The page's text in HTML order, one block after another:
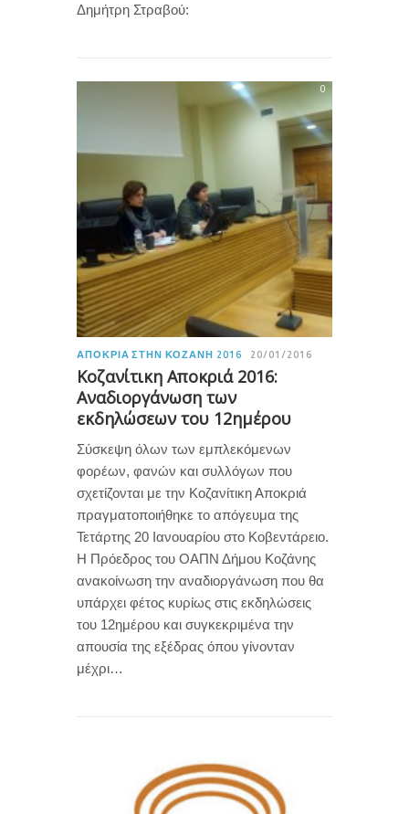
Δημήτρη Στραβού:
ΑΠΟΚΡΙΆ ΣΤΗΝ ΚΟΖΆΝΗ 2016 20/01/2016
Κοζανίτικη Αποκριά 2016:
Αναδιοργάνωση των
εκδηλώσεων του 12ημέρου
0
Σύσκεψη όλων των εμπλεκόμενων
φορέων, φανών και συλλόγων που
σχετίζονται με την Κοζανίτικη Αποκριά
πραγματοποιήθηκε το απόγευμα της
Τετάρτης 20 Ιανουαρίου στο Κοβεντάρειο.
Η Πρόεδρος του ΟΑΠΝ Δήμου Κοζάνης
ανακοίνωση την αναδιοργάνωση που θα
υπάρχει φέτος κυρίως στις εκδηλώσεις
του 12ημέρου και συγκεκριμένα την
απουσία της εξέδρας όπου γίνονταν
μέχρι…